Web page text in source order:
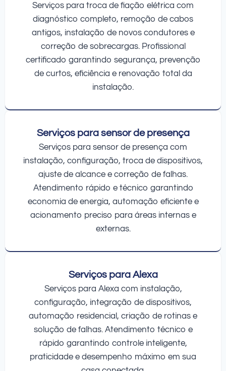
Serviços para troca de fiação elétrica com
diagnóstico completo, remoção de cabos
antigos, instalação de novos condutores e
correção de sobrecargas. Profissional
certificado garantindo segurança, prevenção
de curtos, eficiência e renovação total da
instalação.
Serviços para sensor de presença
Serviços para sensor de presença com
instalação, configuração, troca de dispositivos,
ajuste de alcance e correção de falhas.
Atendimento rápido e técnico garantindo
economia de energia, automação eficiente e
acionamento preciso para áreas internas e
externas.
Serviços para Alexa
Serviços para Alexa com instalação,
configuração, integração de dispositivos,
automação residencial, criação de rotinas e
solução de falhas. Atendimento técnico e
rápido garantindo controle inteligente,
praticidade e desempenho máximo em sua